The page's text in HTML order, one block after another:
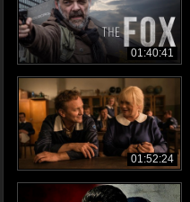
01:40:41
01:52:24